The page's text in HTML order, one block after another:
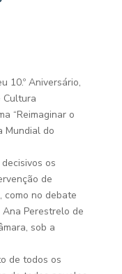
10.º Aniversário,
Cultura
“Reimaginar o
Mundial do
os
de
como no debate
Perestrelo de
sob a
de todos os